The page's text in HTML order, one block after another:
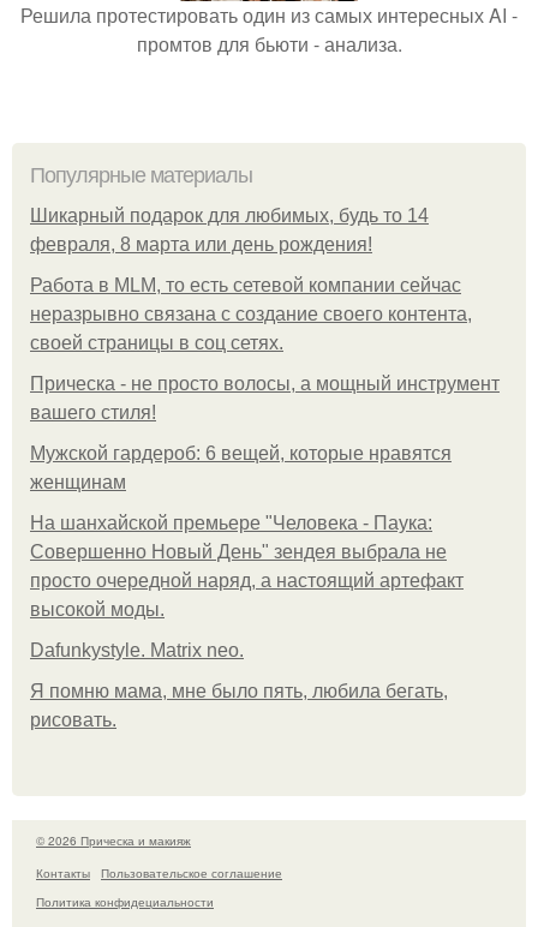
Решила протестировать один из самых интересных AI -
промтов для бьюти - анализа.
Популярные материалы
Шикарный подарок для любимых, будь то 14
февраля, 8 марта или день рождения!
Работа в MLM, то есть сетевой компании сейчас
неразрывно связана с создание своего контента,
своей страницы в соц сетях.
Прическа - не просто волосы, а мощный инструмент
вашего стиля!
Мужской гардероб: 6 вещей, которые нравятся
женщинам
На шанхайской премьере "Человека - Паука:
Совершенно Новый День" зендея выбрала не
просто очередной наряд, а настоящий артефакт
высокой моды.
Dafunkystyle. Matrix neo.
Я помню мама, мне было пять, любила бегать,
рисовать.
© 2026 Прическа и макияж
Контакты
Пользовательское соглашение
Политика конфидециальности